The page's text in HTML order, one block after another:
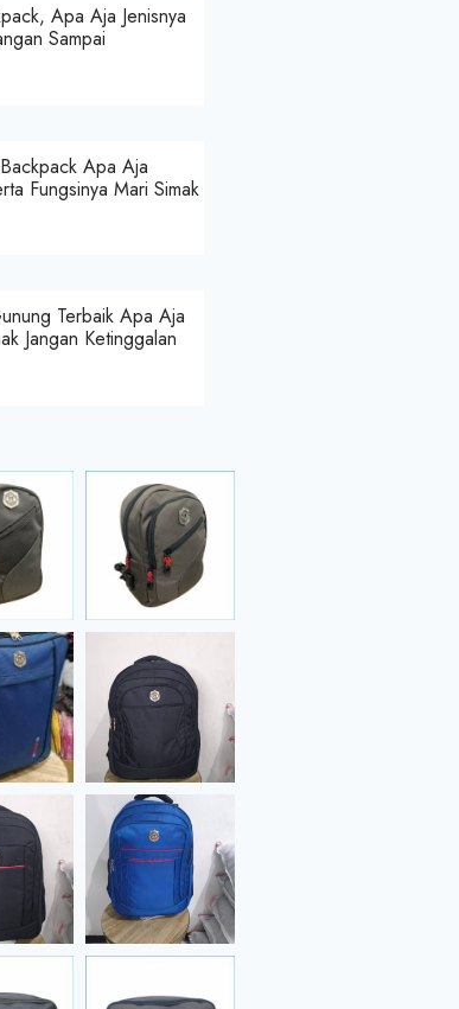
Apa Aja Jenisnya
Sampai
Apa Aja
Fungsinya Mari Simak
Terbaik Apa Aja
Jangan Ketinggalan